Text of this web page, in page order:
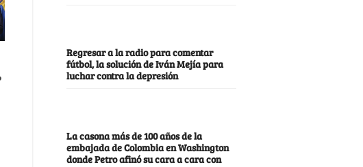
Regresar a la radio para comentar
fútbol, la solución de Iván Mejía para
luchar contra la depresión
La casona más de 100 años de la
embajada de Colombia en Washington
donde Petro afinó su cara a cara con